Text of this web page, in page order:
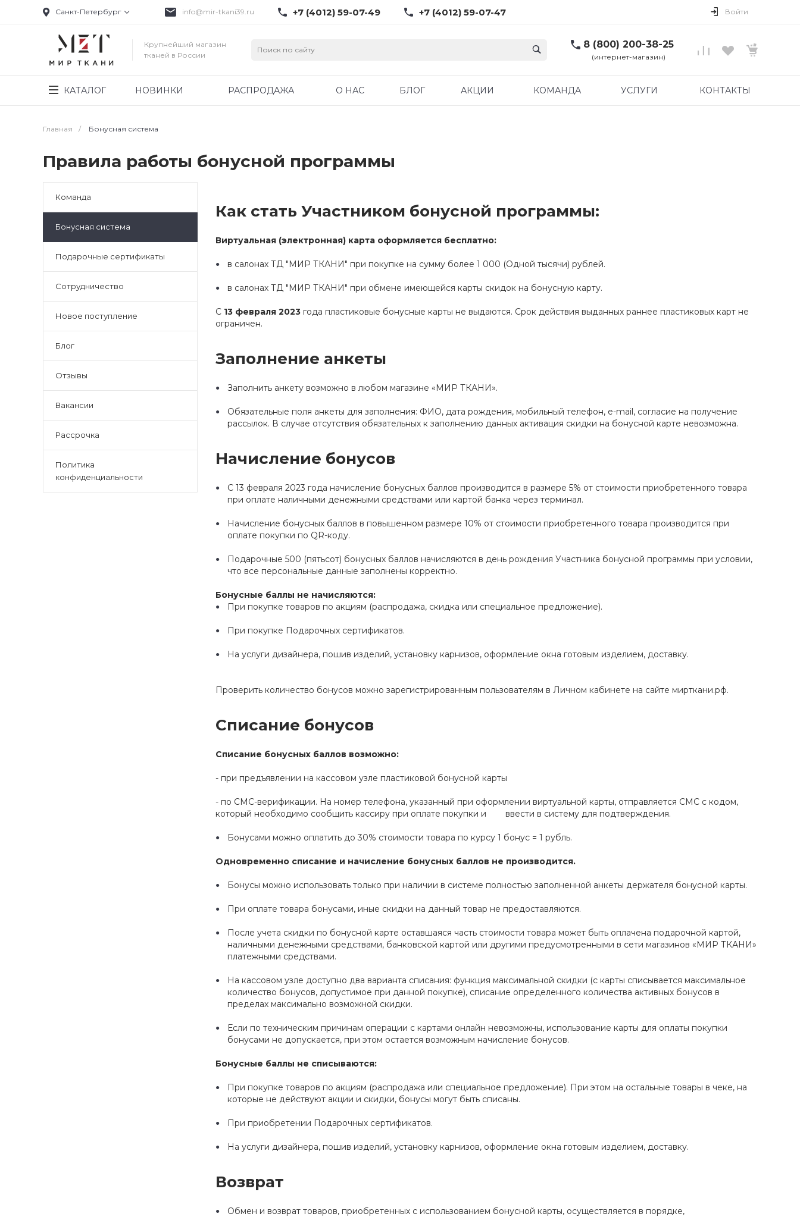
Санкт-Петербург info@mir-tkani39.ru +7 (4012) 59-07-49 +7 (4012) 59-07-47 Войти
Крупнейший магазин
тканей в России
8 (800) 200-38-25
(интернет-магазин)
КАТАЛОГ НОВИНКИ РАСПРОДАЖА О НАС БЛОГ АКЦИИ КОМАНДА УСЛУГИ КОНТАКТЫ
Главная / Бонусная система
Правила работы бонусной программы
Команда
Бонусная система
Подарочные сертификаты
Сотрудничество
Новое поступление
Блог
Отзывы
Вакансии
Рассрочка
Политика
конфиденциальности
Как стать Участником бонусной программы:
Виртуальная (электронная) карта оформляется бесплатно:
в салонах ТД "МИР ТКАНИ" при покупке на сумму более 1 000 (Одной тысячи) рублей.
в салонах ТД "МИР ТКАНИ" при обмене имеющейся карты скидок на бонусную карту.
С 13 февраля 2023 года пластиковые бонусные карты не выдаются. Срок действия выданных раннее пластиковых карт не
ограничен.
Заполнение анкеты
Заполнить анкету возможно в любом магазине «МИР ТКАНИ».
Обязательные поля анкеты для заполнения: ФИО, дата рождения, мобильный телефон, e-mail, согласие на получение
рассылок. В случае отсутствия обязательных к заполнению данных активация скидки на бонусной карте невозможна.
Начисление бонусов
С 13 февраля 2023 года начисление бонусных баллов производится в размере 5% от стоимости приобретенного товара
при оплате наличными денежными средствами или картой банка через терминал.
Начисление бонусных баллов в повышенном размере 10% от стоимости приобретенного товара производится при
оплате покупки по QR-коду.
Подарочные 500 (пятьсот) бонусных баллов начисляются в день рождения Участника бонусной программы при условии,
что все персональные данные заполнены корректно.
Бонусные баллы не начисляются:
При покупке товаров по акциям (распродажа, скидка или специальное предложение).
При покупке Подарочных сертификатов.
На услуги дизайнера, пошив изделий, установку карнизов, оформление окна готовым изделием, доставку.
Проверить количество бонусов можно зарегистрированным пользователям в Личном кабинете на сайте мирткани.рф.
Списание бонусов
Списание бонусных баллов возможно:
- при предъявлении на кассовом узле пластиковой бонусной карты
- по СМС-верификации. На номер телефона, указанный при оформлении виртуальной карты, отправляется СМС с кодом,
который необходимо сообщить кассиру при оплате покупки и ввести в систему для подтверждения.
Бонусами можно оплатить до 30% стоимости товара по курсу 1 бонус = 1 рубль.
Одновременно списание и начисление бонусных баллов не производится.
Бонусы можно использовать только при наличии в системе полностью заполненной анкеты держателя бонусной карты.
При оплате товара бонусами, иные скидки на данный товар не предоставляются.
После учета скидки по бонусной карте оставшаяся часть стоимости товара может быть оплачена подарочной картой,
наличными денежными средствами, банковской картой или другими предусмотренными в сети магазинов «МИР ТКАНИ»
платежными средствами.
На кассовом узле доступно два варианта списания: функция максимальной скидки (с карты списывается максимальное
количество бонусов, допустимое при данной покупке), списание определенного количества активных бонусов в
пределах максимально возможной скидки.
Если по техническим причинам операции с картами онлайн невозможны, использование карты для оплаты покупки
бонусами не допускается, при этом остается возможным начисление бонусов.
Бонусные баллы не списываются:
При покупке товаров по акциям (распродажа или специальное предложение). При этом на остальные товары в чеке, на
которые не действуют акции и скидки, бонусы могут быть списаны.
При приобретении Подарочных сертификатов.
На услуги дизайнера, пошив изделий, установку карнизов, оформление окна готовым изделием, доставку.
Возврат
Обмен и возврат товаров, приобретенных с использованием бонусной карты, осуществляется в порядке,